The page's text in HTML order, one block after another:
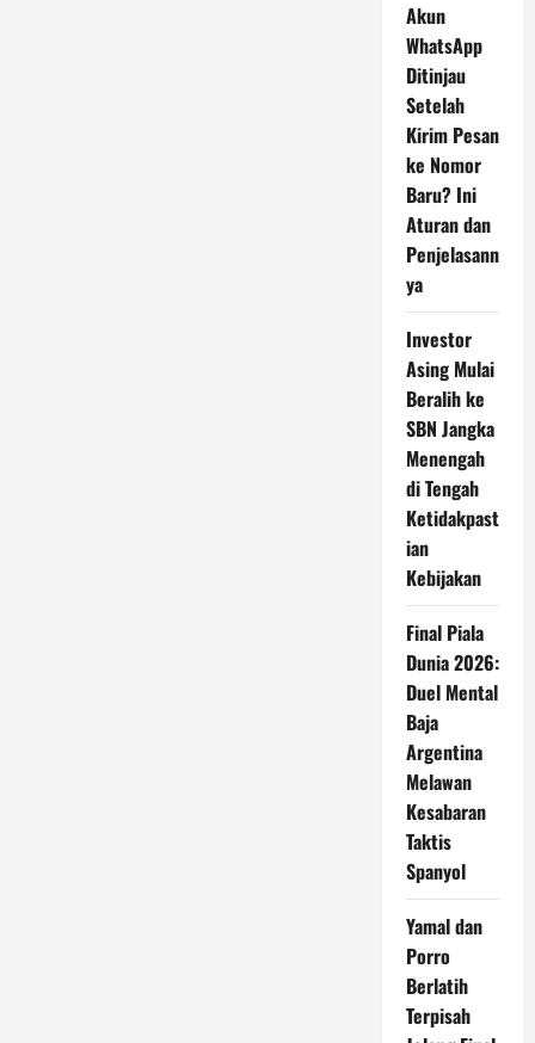
Akun
WhatsApp
Ditinjau
Setelah
Kirim Pesan
ke Nomor
Baru? Ini
Aturan dan
Penjelasann
ya
Investor
Asing Mulai
Beralih ke
SBN Jangka
Menengah
di Tengah
Ketidakpast
ian
Kebijakan
Final Piala
Dunia 2026:
Duel Mental
Baja
Argentina
Melawan
Kesabaran
Taktis
Spanyol
Yamal dan
Porro
Berlatih
Terpisah